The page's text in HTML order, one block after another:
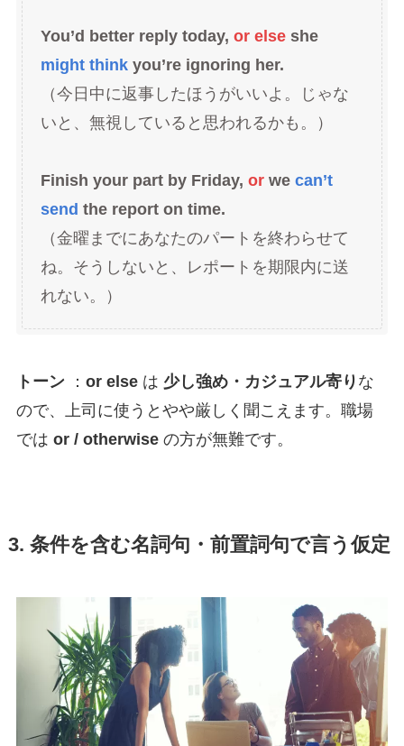
You’d better reply today, or else she
might thinkyou’re ignoring her.
（今日中に返事したほうがいいよ。じゃな
いと、無視していると思われるかも。）
Finish your part by Friday, orwe can’t
send the report on time.
（金曜までにあなたのパートを終わらせて
ね。そうしないと、レポートを期限内に送
れない。）
トーン： or elseは 少し強め・カジュアル寄り な
ので、上司に使うとやや厳しく聞こえます。職場
では or / otherwiseの方が無難です。
3. 条件を含む名詞句・前置詞句で言う仮定